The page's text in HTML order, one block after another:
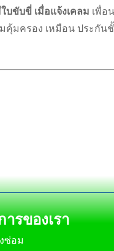
บขับขี่ เมื่อแจ้งเคลม เพื่อ
คุ้มครอง เหมือน ประกัน
ารของเรา
ซ่อม